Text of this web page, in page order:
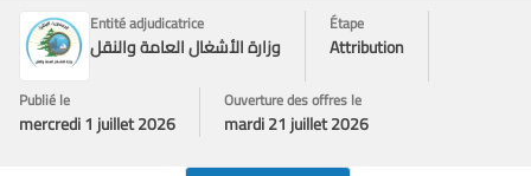
Entité adjudicatrice
وزارة الأشغال العامة والنقل
Étape
Attribution
Publié le
mercredi 1 juillet 2026
Ouverture des offres le
mardi 21 juillet 2026